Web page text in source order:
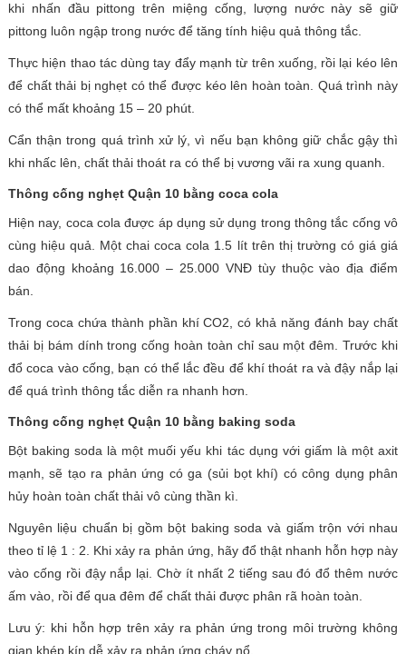
khi nhấn đầu pittong trên miệng cống, lượng nước này sẽ giữ
pittong luôn ngập trong nước để tăng tính hiệu quả thông tắc.
Thực hiện thao tác dùng tay đẩy mạnh từ trên xuống, rồi lại kéo lên
để chất thải bị nghẹt có thể được kéo lên hoàn toàn. Quá trình này
có thể mất khoảng 15 – 20 phút.
Cẩn thận trong quá trình xử lý, vì nếu bạn không giữ chắc gậy thì
khi nhấc lên, chất thải thoát ra có thể bị vương vãi ra xung quanh.
Thông cống nghẹt Quận 10 bằng coca cola
Hiện nay, coca cola được áp dụng sử dụng trong thông tắc cống vô
cùng hiệu quả. Một chai coca cola 1.5 lít trên thị trường có giá giá
dao động khoảng 16.000 – 25.000 VNĐ tùy thuộc vào địa điểm
bán.
Trong coca chứa thành phần khí CO2, có khả năng đánh bay chất
thải bị bám dính trong cống hoàn toàn chỉ sau một đêm. Trước khi
đổ coca vào cống, bạn có thể lắc đều để khí thoát ra và đậy nắp lại
để quá trình thông tắc diễn ra nhanh hơn.
Thông cống nghẹt Quận 10 bằng baking soda
Bột baking soda là một muối yếu khi tác dụng với giấm là một axit
mạnh, sẽ tạo ra phản ứng có ga (sủi bọt khí) có công dụng phân
hủy hoàn toàn chất thải vô cùng thần kì.
Nguyên liệu chuẩn bị gồm bột baking soda và giấm trộn với nhau
theo tỉ lệ 1 : 2. Khi xảy ra phản ứng, hãy đổ thật nhanh hỗn hợp này
vào cống rồi đậy nắp lại. Chờ ít nhất 2 tiếng sau đó đổ thêm nước
ấm vào, rồi để qua đêm để chất thải được phân rã hoàn toàn.
Lưu ý: khi hỗn hợp trên xảy ra phản ứng trong môi trường không
gian khép kín dễ xảy ra phản ứng cháy nổ.